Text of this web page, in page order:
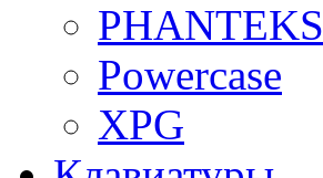
PHANTEKS
Powercase
XPG